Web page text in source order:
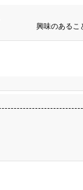
興味のあるこ